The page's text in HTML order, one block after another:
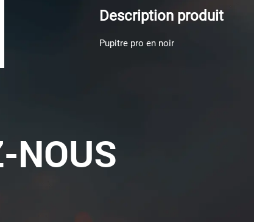
Description produit
Pupitre pro en noir
NOUS